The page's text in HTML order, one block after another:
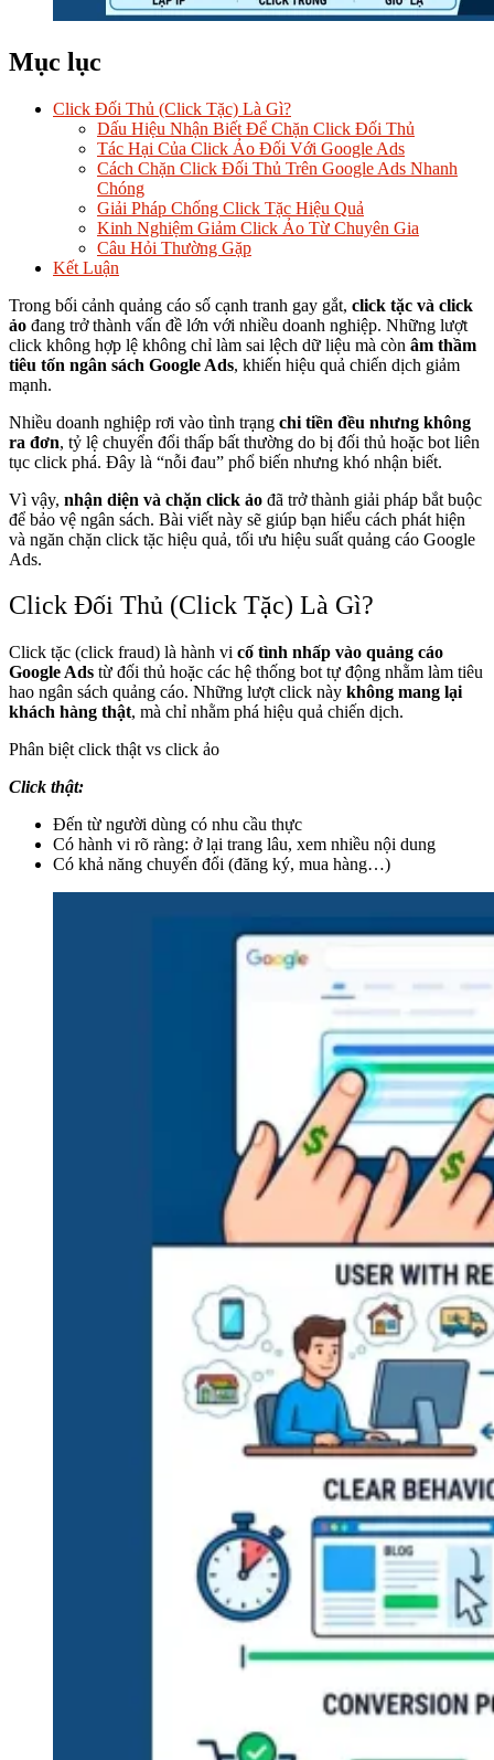
Mục lục
Click Đối Thủ (Click Tặc) Là Gì?
Dấu Hiệu Nhận Biết Để Chặn Click Đối Thủ
Tác Hại Của Click Ảo Đối Với Google Ads
Cách Chặn Click Đối Thủ Trên Google Ads Nhanh
Chóng
Giải Pháp Chống Click Tặc Hiệu Quả
Kinh Nghiệm Giảm Click Ảo Từ Chuyên Gia
Câu Hỏi Thường Gặp
Kết Luận
Trong bối cảnh quảng cáo số cạnh tranh gay gắt, click tặc và click
ảo đang trở thành vấn đề lớn với nhiều doanh nghiệp. Những lượt
click không hợp lệ không chỉ làm sai lệch dữ liệu mà còn âm thầm
tiêu tốn ngân sách Google Ads, khiến hiệu quả chiến dịch giảm
mạnh.
Nhiều doanh nghiệp rơi vào tình trạng chi tiền đều nhưng không
ra đơn, tỷ lệ chuyển đổi thấp bất thường do bị đối thủ hoặc bot liên
tục click phá. Đây là “nỗi đau” phổ biến nhưng khó nhận biết.
Vì vậy, nhận diện và chặn click ảo đã trở thành giải pháp bắt buộc
để bảo vệ ngân sách. Bài viết này sẽ giúp bạn hiểu cách phát hiện
và ngăn chặn click tặc hiệu quả, tối ưu hiệu suất quảng cáo Google
Ads.
Click Đối Thủ (Click Tặc) Là Gì?
Click tặc (click fraud) là hành vi cố tình nhấp vào quảng cáo
Google Ads từ đối thủ hoặc các hệ thống bot tự động nhằm làm tiêu
hao ngân sách quảng cáo. Những lượt click này không mang lại
khách hàng thật, mà chỉ nhằm phá hiệu quả chiến dịch.
Phân biệt click thật vs click ảo
Click thật:
Đến từ người dùng có nhu cầu thực
Có hành vi rõ ràng: ở lại trang lâu, xem nhiều nội dung
Có khả năng chuyển đổi (đăng ký, mua hàng…)